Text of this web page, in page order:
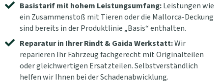
Basistarif mit hohem Leistungsumfang:Leistungen wie
ein Zusammenstoß mit Tieren oder die Mallorca-Deckung
sind bereits in der Produktlinie „Basis“ enthalten.
Reparatur in Ihrer Rindt & Gaida Werkstatt:Wir
reparieren Ihr Fahrzeug fachgerecht mit Originalteilen
oder gleichwertigen Ersatzteilen. Selbstverständlich
helfen wir Ihnen bei der Schadenabwicklung.